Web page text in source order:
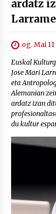
ardatz
og. Mai 11
Euskal
Jose Mari
eta
Alemanian
ardatz izan
du kultur